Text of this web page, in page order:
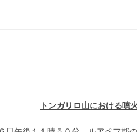
トンガリロ山における噴